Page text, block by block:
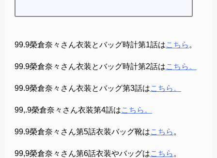
99.9榮倉奈々さん衣装とバッグ時計第1話はこちら 。
99.9榮倉奈々さん衣装とバッグ時計第2話はこちら。
99.9榮倉奈々さん衣装とバッグ第3話はこちら。
99,.9榮倉奈々さん衣装第4話はこちら。
99.9榮倉奈々さん第5話衣装バッグ靴はこちら 。
99,9榮倉奈々さん第6話衣装やバッグはこちら 。